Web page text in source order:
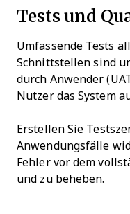
Tests und
Umfassende Tests
Schnittstellen sind
durch Anwender
Nutzer das System
Erstellen Sie
Anwendungsfälle
Fehler vor dem
und zu beheben.